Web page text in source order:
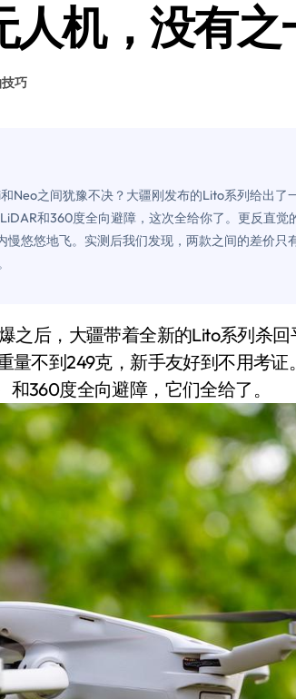
泊尔开始靠“擦边”续命了？
屏幕能转、风扇怼脸，但最狠的是那个机械
员3200、卖工作室、网络瘫了，微软这次
却碾压iPhone 17顶配？闪迪这波操作太狠了
倍 三星把最新存储技术给了AI
冷、高端梦碎：小鹏的“多事之夏”
，比Model 3有面儿——试驾雷克萨斯ES
EA买了，但背了200亿的债
纸送徽章，就是不送主机，你领不领？
充电了！老司机教你3招真·快充
看蜘蛛侠？”车主怒了：车内不是广告屏！
和专业版，选错真的会后悔吗？
？详解exFAT和NTFS的终极对决
人机，没有之
巧
Neo之间犹豫不决？大疆刚发布的Lito系列给出
和360度全向避障，这次全给你了。更反直觉
慢悠悠地飞。实测后我们发现，两款之间的差价
量不到249克，新手友好到不用考证
360度全向避障，它们全给了。